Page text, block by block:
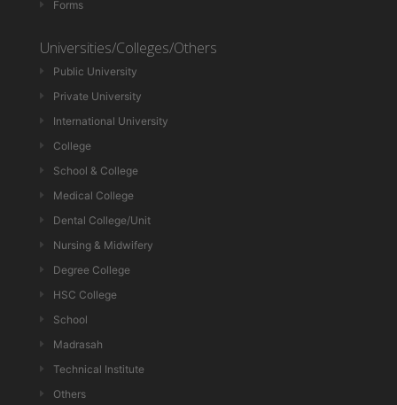
Forms
Universities/Colleges/Others
Public University
Private University
International University
College
School & College
Medical College
Dental College/Unit
Nursing & Midwifery
Degree College
HSC College
School
Madrasah
Technical Institute
Others